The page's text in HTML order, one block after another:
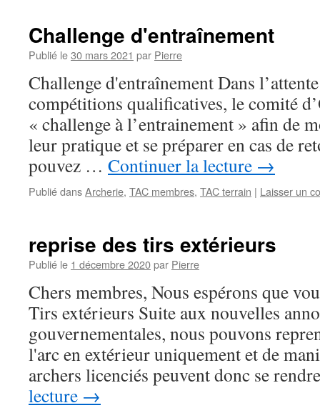
Challenge d'entraînement
Publié le30 mars 2021 par Pierre
Challenge d'entraînement Dans
compétitions qualificatives, le comité
« challenge à l’entrainement » afin de
leur pratique et se préparer en cas de
pouvez … Continuer la lecture →
Publié dansArcherie, TAC membres, TAC terrain | Laisser un
reprise des tirs extérieurs
Publié le 1 décembre 2020par Pierre
Chers membres, Nous espérons que
Tirs extérieurs Suite aux nouvelles
gouvernementales, nous pouvons
l'arc en extérieur uniquement et de
archers licenciés peuvent donc se
lecture →